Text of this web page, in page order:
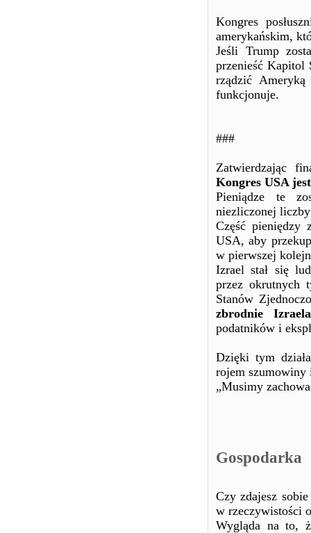
Kongres
amerykańskim,
Jeśli Trump
przenieść Kapitol
rządzić
funkcjonuje.
###
Zatwierdzając
Kongres USA
Pieniądze te
niezliczonej
Część pieniędzy
USA, aby
w pierwszej
Izrael stał się
przez okrutnych
Stanów
zbrodnie
podatników i
Dzięki tym
rojem szumowiny
„Musimy
Gospodarka
Czy zdajesz
w rzeczywistości
Wygląda na to,